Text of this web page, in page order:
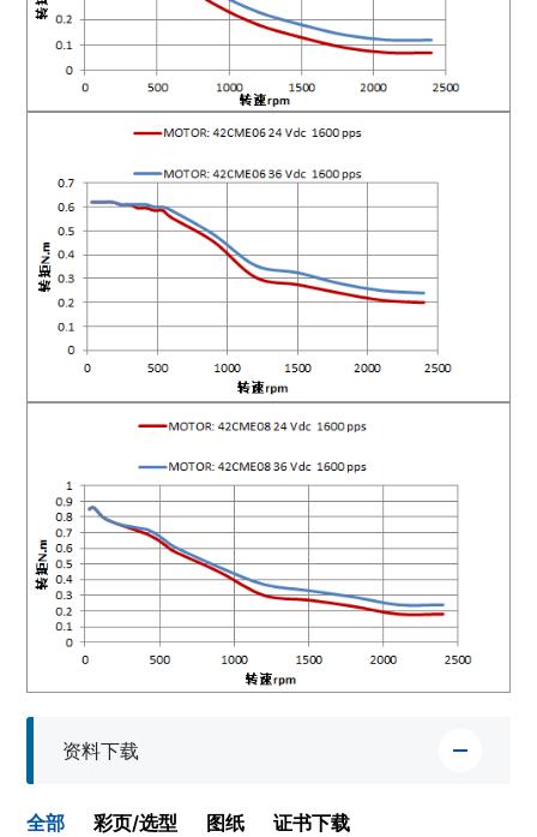
资料下载
全部 彩页/选型 图纸 证书下载